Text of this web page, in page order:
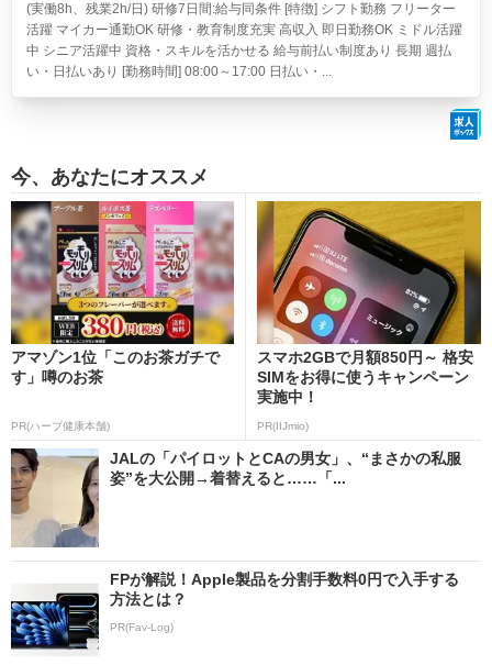
(実働8h、残業2h/日) 研修7日間:給与同条件 [特徴] シフト勤務 フリーター
活躍 マイカー通勤OK 研修・教育制度充実 高収入 即日勤務OK ミドル活躍
中 シニア活躍中 資格・スキルを活かせる 給与前払い制度あり 長期 週払
い・日払いあり [勤務時間] 08:00～17:00 日払い・...
今、あなたにオススメ
アマゾン1位「このお茶ガチで
す」噂のお茶
PR(ハーブ健康本舗)
スマホ2GBで月額850円～ 格安
SIMをお得に使うキャンペーン
実施中！
PR(IIJmio)
JALの「パイロットとCAの男女」、“まさかの私服
姿”を大公開→着替えると……「...
FPが解説！Apple製品を分割手数料0円で入手する
方法とは？
PR(Fav-Log)